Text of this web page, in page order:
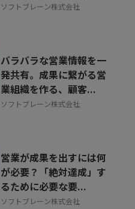
ソフトブレーン株式会社
バラバラな営業情報を一
発共有。成果に繋がる営
業組織を作る、顧客...
ソフトブレーン株式会社
営業が成果を出すには何
が必要？「絶対達成」す
るために必要な要...
ソフトブレーン株式会社